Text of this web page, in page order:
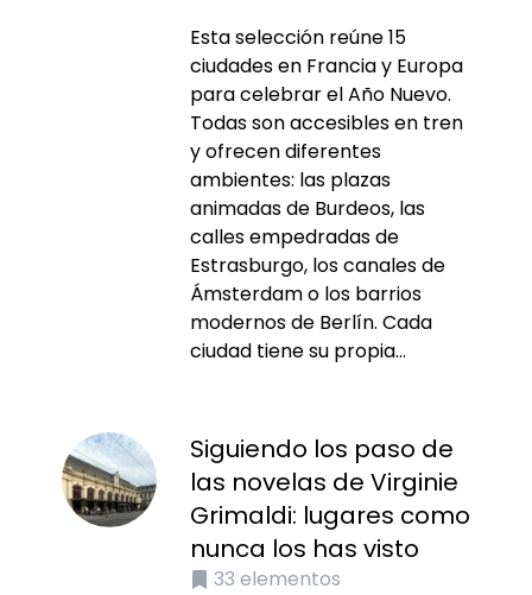
Esta selección reúne 15
ciudades en Francia y Europa
para celebrar el Año Nuevo.
Todas son accesibles en tren
y ofrecen diferentes
ambientes: las plazas
animadas de Burdeos, las
calles empedradas de
Estrasburgo, los canales de
Ámsterdam o los barrios
modernos de Berlín. Cada
ciudad tiene su propia...
Siguiendo los paso de
las novelas de Virginie
Grimaldi: lugares como
nunca los has visto
33 elementos